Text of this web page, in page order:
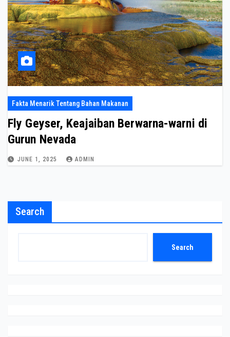
Fakta Menarik Tentang Bahan Makanan
Fly Geyser, Keajaiban Berwarna-warni di
Gurun Nevada
JUNE 1, 2025 ADMIN
Search
Search